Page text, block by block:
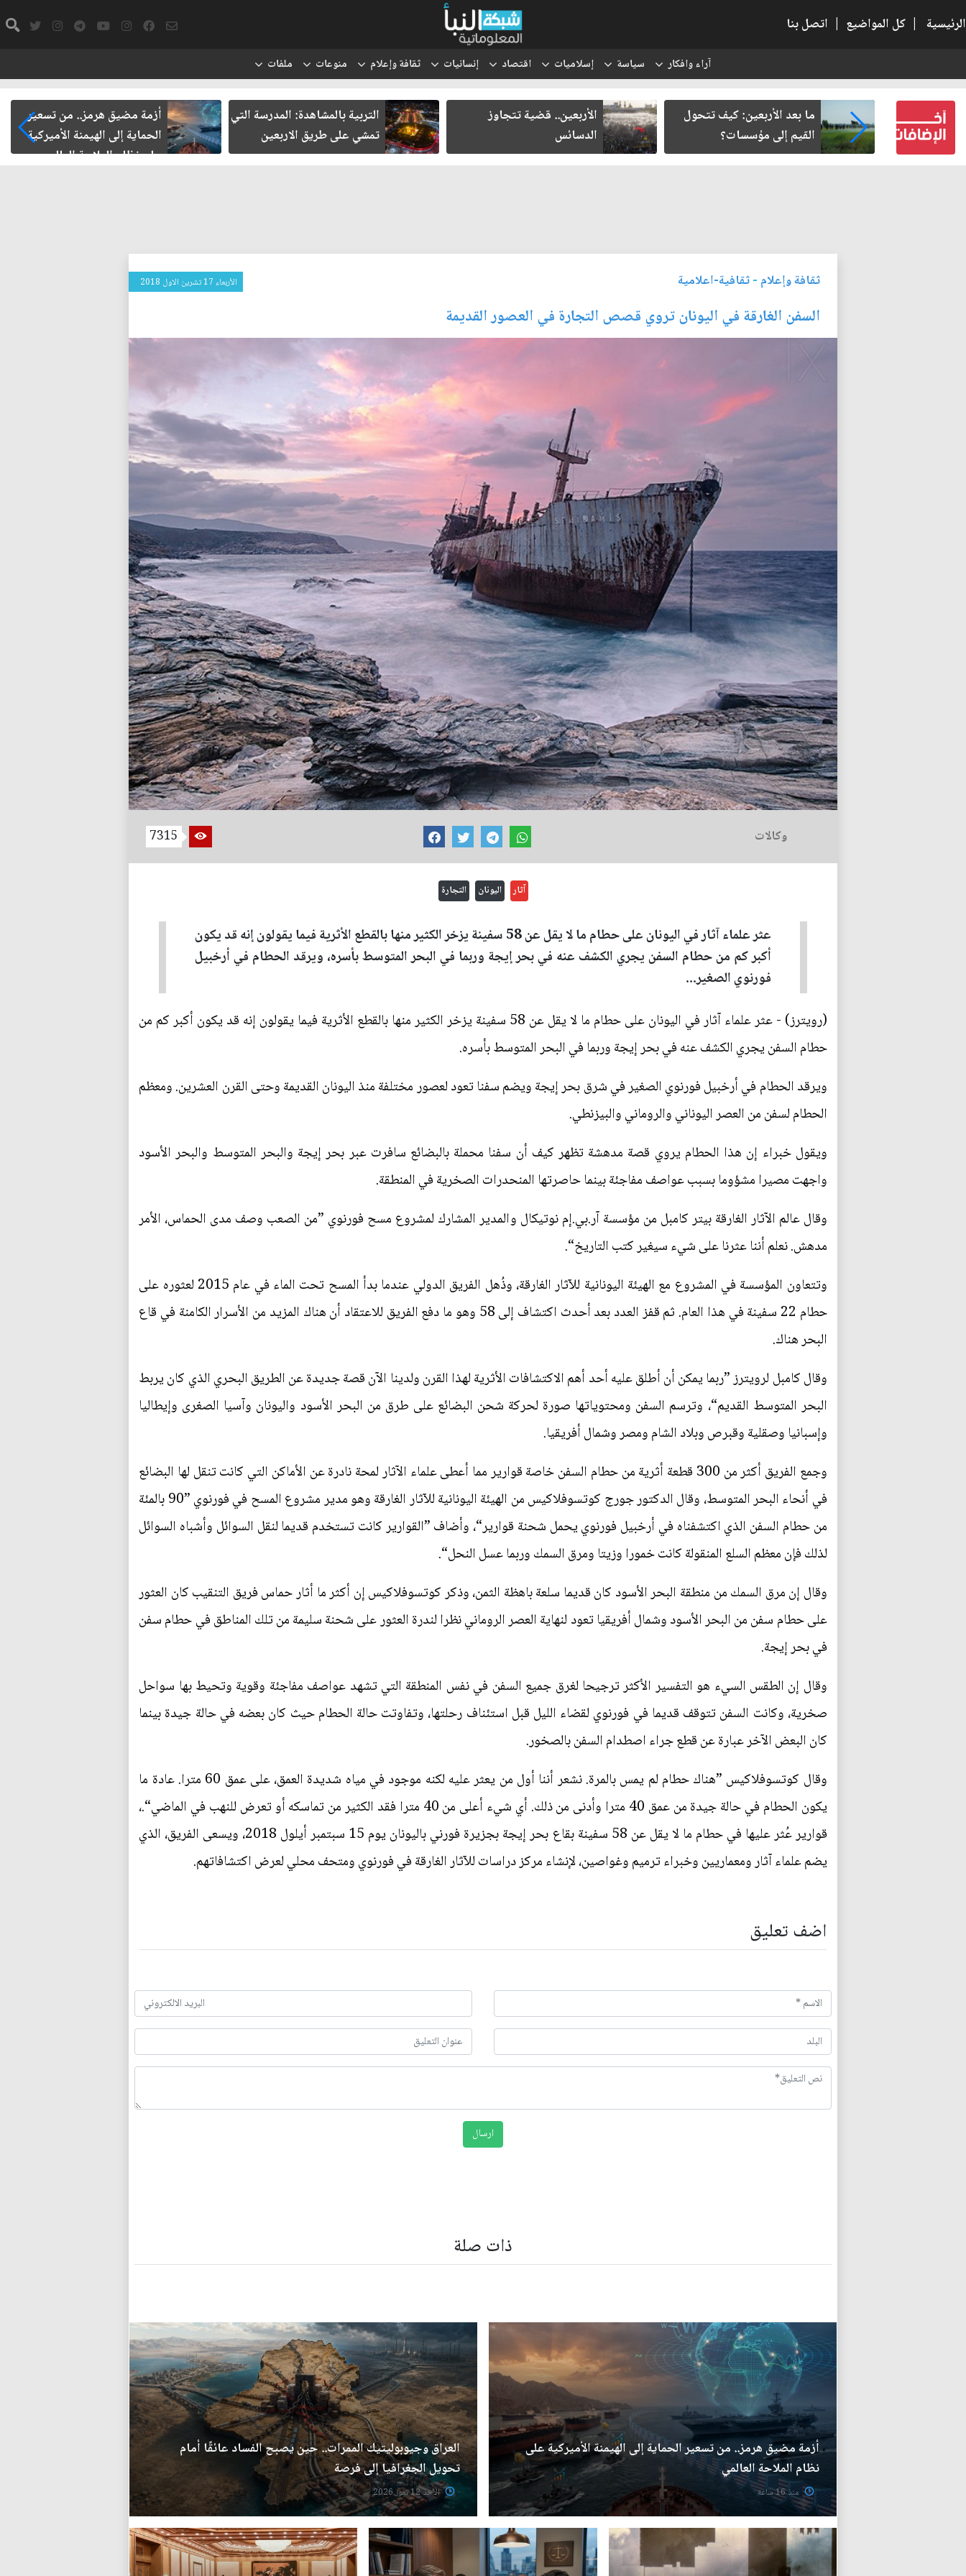
الرئيسية | كل المواضيع | اتصل بنا
آراء وافكار سياسة إسلاميات اقتصاد إنسانيات ثقافة وإعلام منوعات ملفات
من سلطة
وعي النهضة
ما بعد الأربعين: كيف تتحول
القيم إلى مؤسسات؟
الأربعين.. قضية تتجاوز
الدسائس
التربية بالمشاهدة: المدرسة التي
تمشي على طريق الاربعين
أزمة مضيق هرمز.. من تسعير
الحماية إلى الهيمنة الأميركية
على نظام الملاحة العالمي
ثقافة وإعلام -ثقافية-اعلامية الأربعاء 17 تشرين الاول 2018
السفن الغارقة في اليونان تروي قصص التجارة في العصور القديمة
وكالات 7315
آثار اليونان التجارة
عثر علماء آثار في اليونان على حطام ما لا يقل عن 58 سفينة يزخر الكثير منها بالقطع الأثرية فيما يقولون إنه قد يكون
أكبر كم من حطام السفن يجري الكشف عنه في بحر إيجة وربما في البحر المتوسط بأسره، ويرقد الحطام في أرخبيل
فورنوي الصغير...
(رويترز) - عثر علماء آثار في اليونان على حطام ما لا يقل عن 58 سفينة يزخر الكثير منها بالقطع الأثرية فيما يقولون إنه قد يكون أكبر كم من
حطام السفن يجري الكشف عنه في بحر إيجة وربما في البحر المتوسط بأسره.
ويرقد الحطام في أرخبيل فورنوي الصغير في شرق بحر إيجة ويضم سفنا تعود لعصور مختلفة منذ اليونان القديمة وحتى القرن العشرين. ومعظم
الحطام لسفن من العصر اليوناني والروماني والبيزنطي.
ويقول خبراء إن هذا الحطام يروي قصة مدهشة تظهر كيف أن سفنا محملة بالبضائع سافرت عبر بحر إيجة والبحر المتوسط والبحر الأسود
واجهت مصيرا مشؤوما بسبب عواصف مفاجئة بينما حاصرتها المنحدرات الصخرية في المنطقة.
وقال عالم الآثار الغارقة بيتر كامبل من مؤسسة آر.بي.إم نوتيكال والمدير المشارك لمشروع مسح فورنوي ”من الصعب وصف مدى الحماس، الأمر
مدهش. نعلم أننا عثرنا على شيء سيغير كتب التاريخ“.
وتتعاون المؤسسة في المشروع مع الهيئة اليونانية للآثار الغارقة، وذُهل الفريق الدولي عندما بدأ المسح تحت الماء في عام 2015 لعثوره على
حطام 22 سفينة في هذا العام. ثم قفز العدد بعد أحدث اكتشاف إلى 58 وهو ما دفع الفريق للاعتقاد أن هناك المزيد من الأسرار الكامنة في قاع
البحر هناك.
وقال كامبل لرويترز ”ربما يمكن أن أطلق عليه أحد أهم الاكتشافات الأثرية لهذا القرن ولدينا الآن قصة جديدة عن الطريق البحري الذي كان يربط
البحر المتوسط القديم“، وترسم السفن ومحتوياتها صورة لحركة شحن البضائع على طرق من البحر الأسود واليونان وآسيا الصغرى وإيطاليا
وإسبانيا وصقلية وقبرص وبلاد الشام ومصر وشمال أفريقيا.
وجمع الفريق أكثر من 300 قطعة أثرية من حطام السفن خاصة قوارير مما أعطى علماء الآثار لمحة نادرة عن الأماكن التي كانت تنقل لها البضائع
في أنحاء البحر المتوسط، وقال الدكتور جورج كوتسوفلاكيس من الهيئة اليونانية للآثار الغارقة وهو مدير مشروع المسح في فورنوي ”90 بالمئة
من حطام السفن الذي اكتشفناه في أرخبيل فورنوي يحمل شحنة قوارير“، وأضاف ”القوارير كانت تستخدم قديما لنقل السوائل وأشباه السوائل
لذلك فإن معظم السلع المنقولة كانت خمورا وزيتا ومرق السمك وربما عسل النحل“.
وقال إن مرق السمك من منطقة البحر الأسود كان قديما سلعة باهظة الثمن، وذكر كوتسوفلاكيس إن أكثر ما أثار حماس فريق التنقيب كان العثور
على حطام سفن من البحر الأسود وشمال أفريقيا تعود لنهاية العصر الروماني نظرا لندرة العثور على شحنة سليمة من تلك المناطق في حطام سفن
في بحر إيجة.
وقال إن الطقس السيء هو التفسير الأكثر ترجيحا لغرق جميع السفن في نفس المنطقة التي تشهد عواصف مفاجئة وقوية وتحيط بها سواحل
صخرية، وكانت السفن تتوقف قديما في فورنوي لقضاء الليل قبل استئناف رحلتها، وتفاوتت حالة الحطام حيث كان بعضه في حالة جيدة بينما
كان البعض الآخر عبارة عن قطع جراء اصطدام السفن بالصخور.
وقال كوتسوفلاكيس ”هناك حطام لم يمس بالمرة. نشعر أننا أول من يعثر عليه لكنه موجود في مياه شديدة العمق، على عمق 60 مترا. عادة ما
يكون الحطام في حالة جيدة من عمق 40 مترا وأدنى من ذلك. أي شيء أعلى من 40 مترا فقد الكثير من تماسكه أو تعرض للنهب في الماضي“.،
قوارير عُثر عليها في حطام ما لا يقل عن 58 سفينة بقاع بحر إيجة بجزيرة فورني باليونان يوم 15 سبتمبر أيلول 2018، ويسعى الفريق، الذي
يضم علماء آثار ومعماريين وخبراء ترميم وغواصين، لإنشاء مركز دراسات للآثار الغارقة في فورنوي ومتحف محلي لعرض اكتشافاتهم.
اضف تعليق
ذات صلة
أزمة مضيق هرمز.. من تسعير الحماية إلى الهيمنة الأميركية على
نظام الملاحة العالمي
منذ 16 ساعة
العراق وجيوبوليتيك الممرات.. حين يصبح الفساد عائقًا أمام
تحويل الجغرافيا إلى فرصة
الأحد 12 تموز 2026